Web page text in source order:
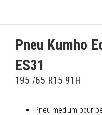
Pneu Kumho
ES31
195 /65 R15 91H
Pneu medium pour